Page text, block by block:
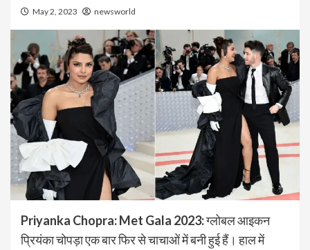
May 2, 2023 newsworld
Priyanka Chopra: Met Gala 2023:ग्लोबल आइकन
प्रियंका चोपड़ा एक बार फिर से चाचाओं में बनी हुई हैं। हाल में